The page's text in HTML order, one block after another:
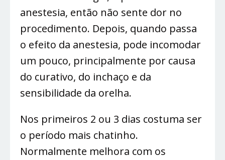
anestesia, então não sente dor no
procedimento. Depois, quando passa
o efeito da anestesia, pode incomodar
um pouco, principalmente por causa
do curativo, do inchaço e da
sensibilidade da orelha.
Nos primeiros 2 ou 3 dias costuma ser
o período mais chatinho.
Normalmente melhora com os